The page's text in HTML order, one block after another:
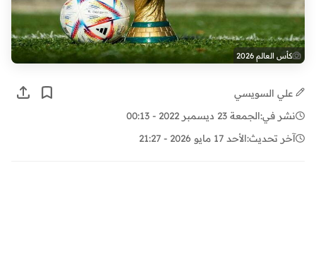
كأس العالم 2026
علي السويسي
نشر في:الجمعة 23 ديسمبر 2022 - 00:13
آخر تحديث:الأحد 17 مايو 2026 - 21:27